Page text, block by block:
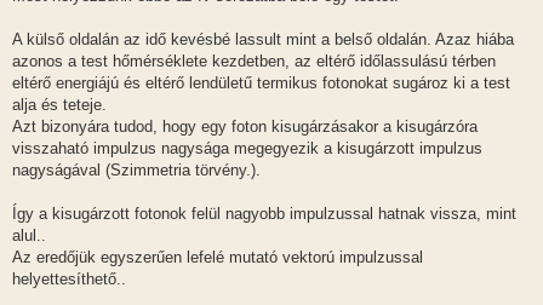
A külső oldalán az idő kevésbé lassult mint a belső oldalán. Azaz hiába
azonos a test hőmérséklete kezdetben, az eltérő időlassulású térben
eltérő energiájú és eltérő lendületű termikus fotonokat sugároz ki a test
alja és teteje.
Azt bizonyára tudod, hogy egy foton kisugárzásakor a kisugárzóra
visszaható impulzus nagysága megegyezik a kisugárzott impulzus
nagyságával (Szimmetria törvény.).
Így a kisugárzott fotonok felül nagyobb impulzussal hatnak vissza, mint
alul..
Az eredőjük egyszerűen lefelé mutató vektorú impulzussal
helyettesíthető..